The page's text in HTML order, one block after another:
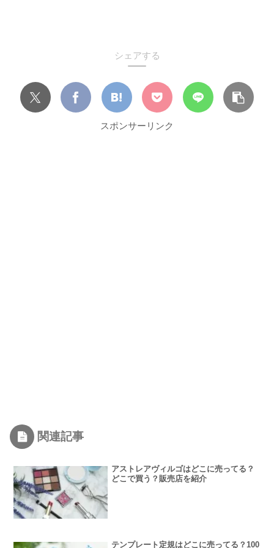
シェアする
スポンサーリンク
関連記事
アストレアヴィルゴはどこに売ってる？
どこで買う？販売店を紹介
テンプレート定規はどこに売ってる？100